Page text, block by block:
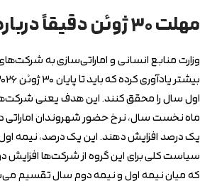
مهلت ۳۰ ژوئن دقیقاً درباره چیست؟
اول سال را محقق کنند. این هدف یعنی
ماه نخست سال، نرخ حضور شهروندان
یک درصد افزایش دهند. این یک درصد، نیمه
سیاست کلی برای این گروه از شرکت‌ها
که میان نیمه اول و نیمه دوم سال تقسیم